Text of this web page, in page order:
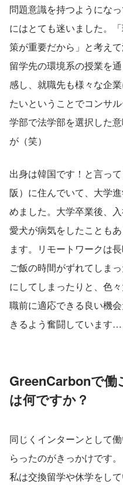
問題意識を持つようにな
にはとても迷いました。
策が重要だから」と考え
留学先の環境系の授業を
感し、就職先も様々な企
たいということでコンサ
学部で法学部を選択した
が（笑）
出身は韓国です！と言っ
阪）に住んでいて、大学
めました。大学卒業後、
愛犬が病気をしたことも
ます。リモートワークは
ご飯の時間がずれてしま
にしてしまったりと、色
職前に適応できる良い機
きるよう奮闘しています…
GreenCarbonで働
は何ですか？
同じくインターンとして
らったのがきっかけです。
私は交換留学や休学をし